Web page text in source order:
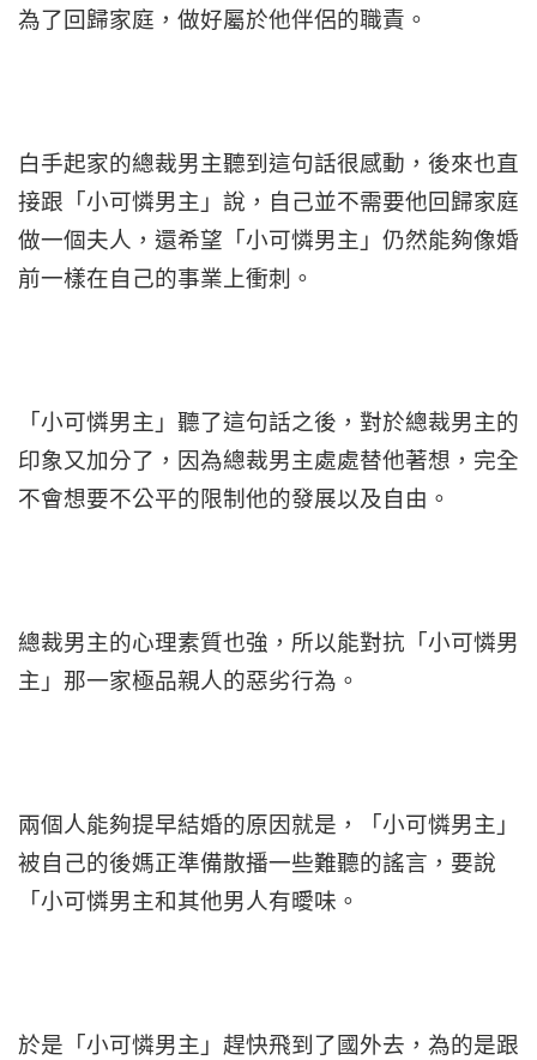
為了回歸家庭，做好屬於他伴侶的職責。
白手起家的總裁男主聽到這句話很感動，後來也直
接跟「小可憐男主」說，自己並不需要他回歸家庭
做一個夫人，還希望「小可憐男主」仍然能夠像婚
前一樣在自己的事業上衝刺。
「小可憐男主」聽了這句話之後，對於總裁男主的
印象又加分了，因為總裁男主處處替他著想，完全
不會想要不公平的限制他的發展以及自由。
總裁男主的心理素質也強，所以能對抗「小可憐男
主」那一家極品親人的惡劣行為。
兩個人能夠提早結婚的原因就是，「小可憐男主」
被自己的後媽正準備散播一些難聽的謠言，要說
「小可憐男主和其他男人有曖味。
於是「小可憐男主」趕快飛到了國外去，為的是跟